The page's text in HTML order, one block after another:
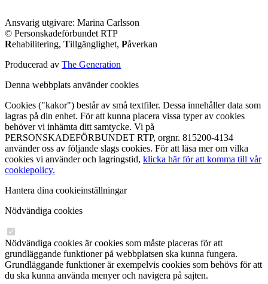
Ansvarig utgivare: Marina Carlsson
© Personskadeförbundet RTP
Rehabilitering, Tillgänglighet, Påverkan
Producerad av The Generation
Denna webbplats använder cookies
Cookies ("kakor") består av små textfiler. Dessa innehåller data som
lagras på din enhet. För att kunna placera vissa typer av cookies
behöver vi inhämta ditt samtycke. Vi på
PERSONSKADEFÖRBUNDET RTP, orgnr. 815200-4134
använder oss av följande slags cookies. För att läsa mer om vilka
cookies vi använder och lagringstid, klicka här för att komma till vår
cookiepolicy.
Hantera dina cookieinställningar
Nödvändiga cookies
Nödvändiga cookies är cookies som måste placeras för att
grundläggande funktioner på webbplatsen ska kunna fungera.
Grundläggande funktioner är exempelvis cookies som behövs för att
du ska kunna använda menyer och navigera på sajten.